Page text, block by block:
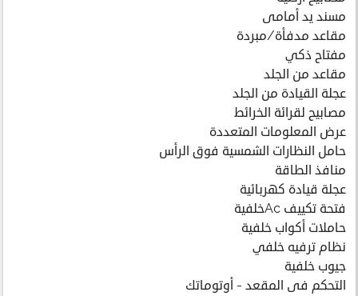
مسند يد أمامى
مقاعد مدفأة/مبردة
مفتاح ذكي
مقاعد من الجلد
عجلة القيادة من الجلد
مصابيح لقرائة الخرائط
عرض المعلومات المتعددة
حامل النظارات الشمسية فوق الرأس
منافذ الطاقة
عجلة قيادة كهربائية
فتحة تكييف Acخلفية
حاملات أكواب خلفية
نظام ترفيه خلفي
جيوب خلفية
التحكم فى المقعد - أوتوماتك